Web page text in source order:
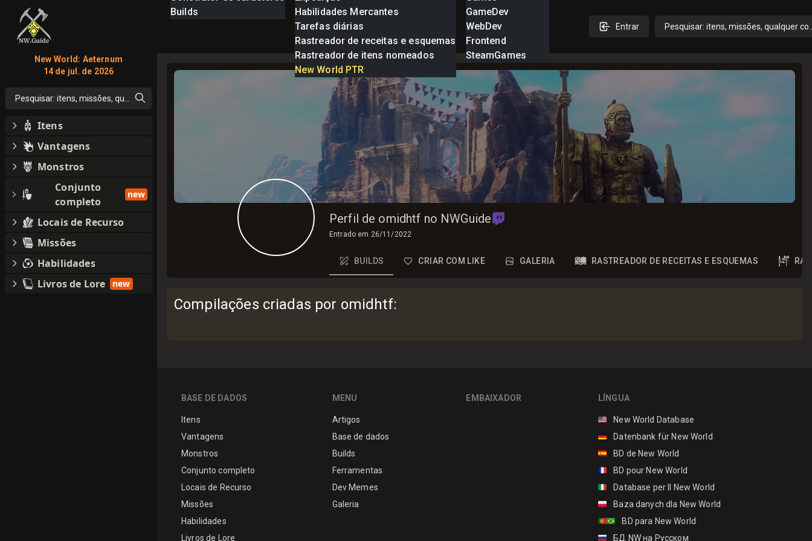
Builds
Habilidades Mercantes
Tarefas diárias
Rastreador de receitas e esquemas
Rastreador de itens nomeados
New World PTR
GameDev
WebDev
Frontend
SteamGames
Entrar Pesquisar: itens, missões, qualquer
Perfil de omidhtf no NWGuide
Entrado em 26/11/2022
BUILDS CRIAR COM LIKE GALERIA RASTREADOR DE RECEITAS E ESQUEMAS
Compilações criadas por omidhtf:
BASE DE DADOS
Itens
Vantagens
Monstros
Conjunto completo
Locais de Recurso
Missões
Habilidades
Livros de Lore
MENU
Artigos
Base de dados
Builds
Ferramentas
Dev Memes
Galeria
EMBAIXADOR LÍNGUA
🇺🇸
New World Database
🇩🇪
Datenbank für New World
🇪🇸
BD de New World
🇫🇷
BD pour New World
🇮🇹
Database per Il New World
🇵🇱
Baza danych dla New World
🇵🇹🇧🇷
BD para New World
🇷🇺
БД NW на Русском
New World: Aeternum
14 de jul. de 2026
Pesquisar: itens, missões, qualquer coisa
Itens
Vantagens
Monstros
Conjunto
completo
new
Locais de Recurso
Missões
Habilidades
Livros de Lore
new